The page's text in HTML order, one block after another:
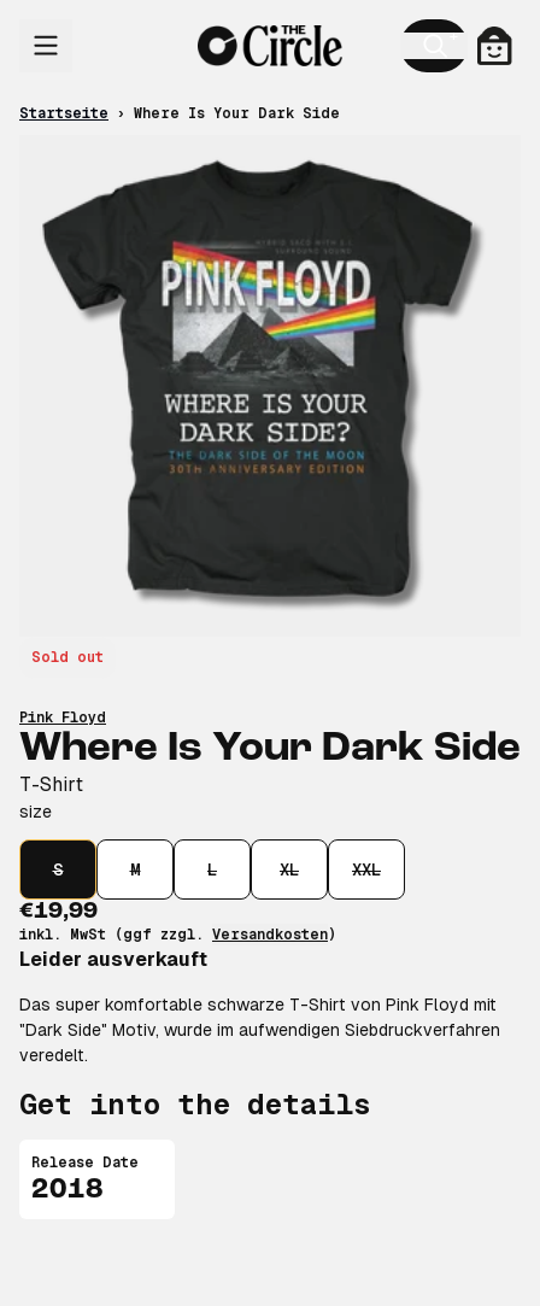
Startseite › Where Is Your Dark Side
Pink Floyd
Where Is Your Dark Side
T-Shirt
size
S M L XL XXL
€19,99
inkl. MwSt (ggf zzgl. Versandkosten)
Leider ausverkauft
Das super komfortable schwarze T-Shirt von Pink Floyd mit
"Dark Side" Motiv, wurde im aufwendigen Siebdruckverfahren
veredelt.
Get into the details
Release Date
2018
Sold out